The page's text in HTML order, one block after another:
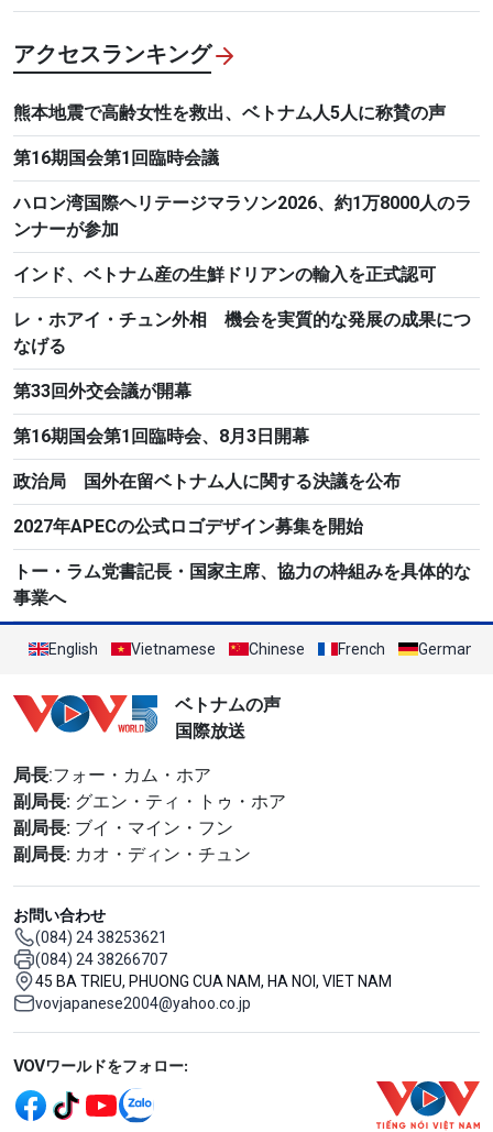
アクセスランキング
熊本地震で高齢女性を救出、ベトナム人5人に称賛の声
第16期国会第1回臨時会議
ハロン湾国際ヘリテージマラソン2026、約1万8000人のラ
ンナーが参加
インド、ベトナム産の生鮮ドリアンの輸入を正式認可
レ・ホアイ・チュン外相 機会を実質的な発展の成果につ
なげる
第33回外交会議が開幕
第16期国会第1回臨時会、8月3日開幕
政治局 国外在留ベトナム人に関する決議を公布
2027年APECの公式ロゴデザイン募集を開始
トー・ラム党書記長・国家主席、協力の枠組みを具体的な
事業へ
English Vietnamese Chinese French German
ベトナムの声
国際放送
局長:フォー・カム・ホア
副局長: グエン・ティ・トゥ・ホア
副局長: ブイ・マイン・フン
副局長: カオ・ディン・チュン
お問い合わせ
(084) 24 38253621
(084) 24 38266707
45 BA TRIEU, PHUONG CUA NAM, HA NOI, VIET NAM
vovjapanese2004@yahoo.co.jp
Mạng xã hội
VOVワールドをフォロー: